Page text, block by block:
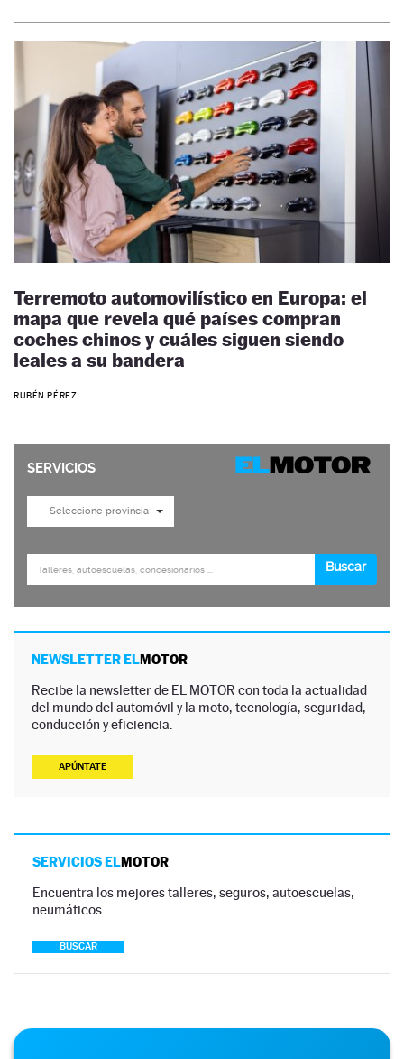
Terremoto automovilístico en Europa: el
mapa que revela qué países compran
coches chinos y cuáles siguen siendo
leales a su bandera
RUBÉN PÉREZ
NEWSLETTER ELMOTOR
Recibe la newsletter de EL MOTOR con toda la actualidad
del mundo del automóvil y la moto, tecnología, seguridad,
conducción y eficiencia.
APÚNTATE
SERVICIOS ELMOTOR
Encuentra los mejores talleres, seguros, autoescuelas,
neumáticos…
BUSCAR